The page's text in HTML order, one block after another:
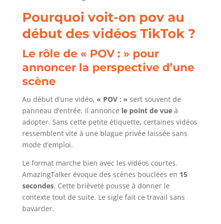
Pourquoi voit-on pov au
début des vidéos TikTok ?
Le rôle de « POV : » pour
annoncer la perspective d’une
scène
Au début d’une vidéo, « POV : » sert souvent de
panneau d’entrée. Il annonce le point de vueà
adopter. Sans cette petite étiquette, certaines vidéos
ressemblent vite à une blague privée laissée sans
mode d’emploi.
Le format marche bien avec les vidéos courtes.
AmazingTalker évoque des scènes bouclées en 15
secondes. Cette brièveté pousse à donner le
contexte tout de suite. Le sigle fait ce travail sans
bavarder.